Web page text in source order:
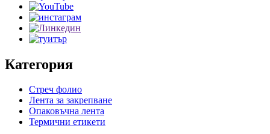
Категория
Стреч фолио
Лента за закрепване
Опаковъчна лента
Термични етикети